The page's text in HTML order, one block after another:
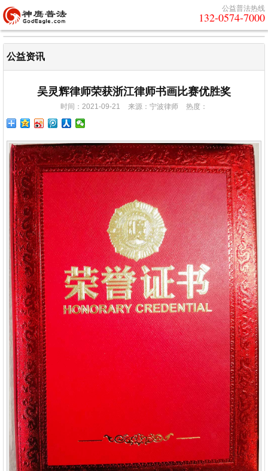
公益普法热线
132-0574-7000
公益资讯
吴灵辉律师荣获浙江律师书画比赛优胜奖
时间：2021-09-21 来源：宁波律师 热度：